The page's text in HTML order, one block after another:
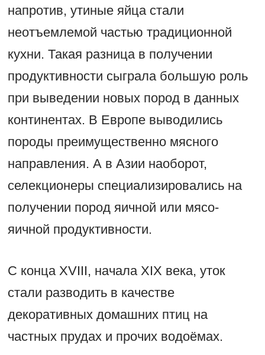
напротив, утиные яйца стали
неотъемлемой частью традиционной
кухни. Такая разница в получении
продуктивности сыграла большую роль
при выведении новых пород в данных
континентах. В Европе выводились
породы преимущественно мясного
направления. А в Азии наоборот,
селекционеры специализировались на
получении пород яичной или мясо-
яичной продуктивности.
С конца XVIII, начала XIX века, уток
стали разводить в качестве
декоративных домашних птиц на
частных прудах и прочих водоёмах.